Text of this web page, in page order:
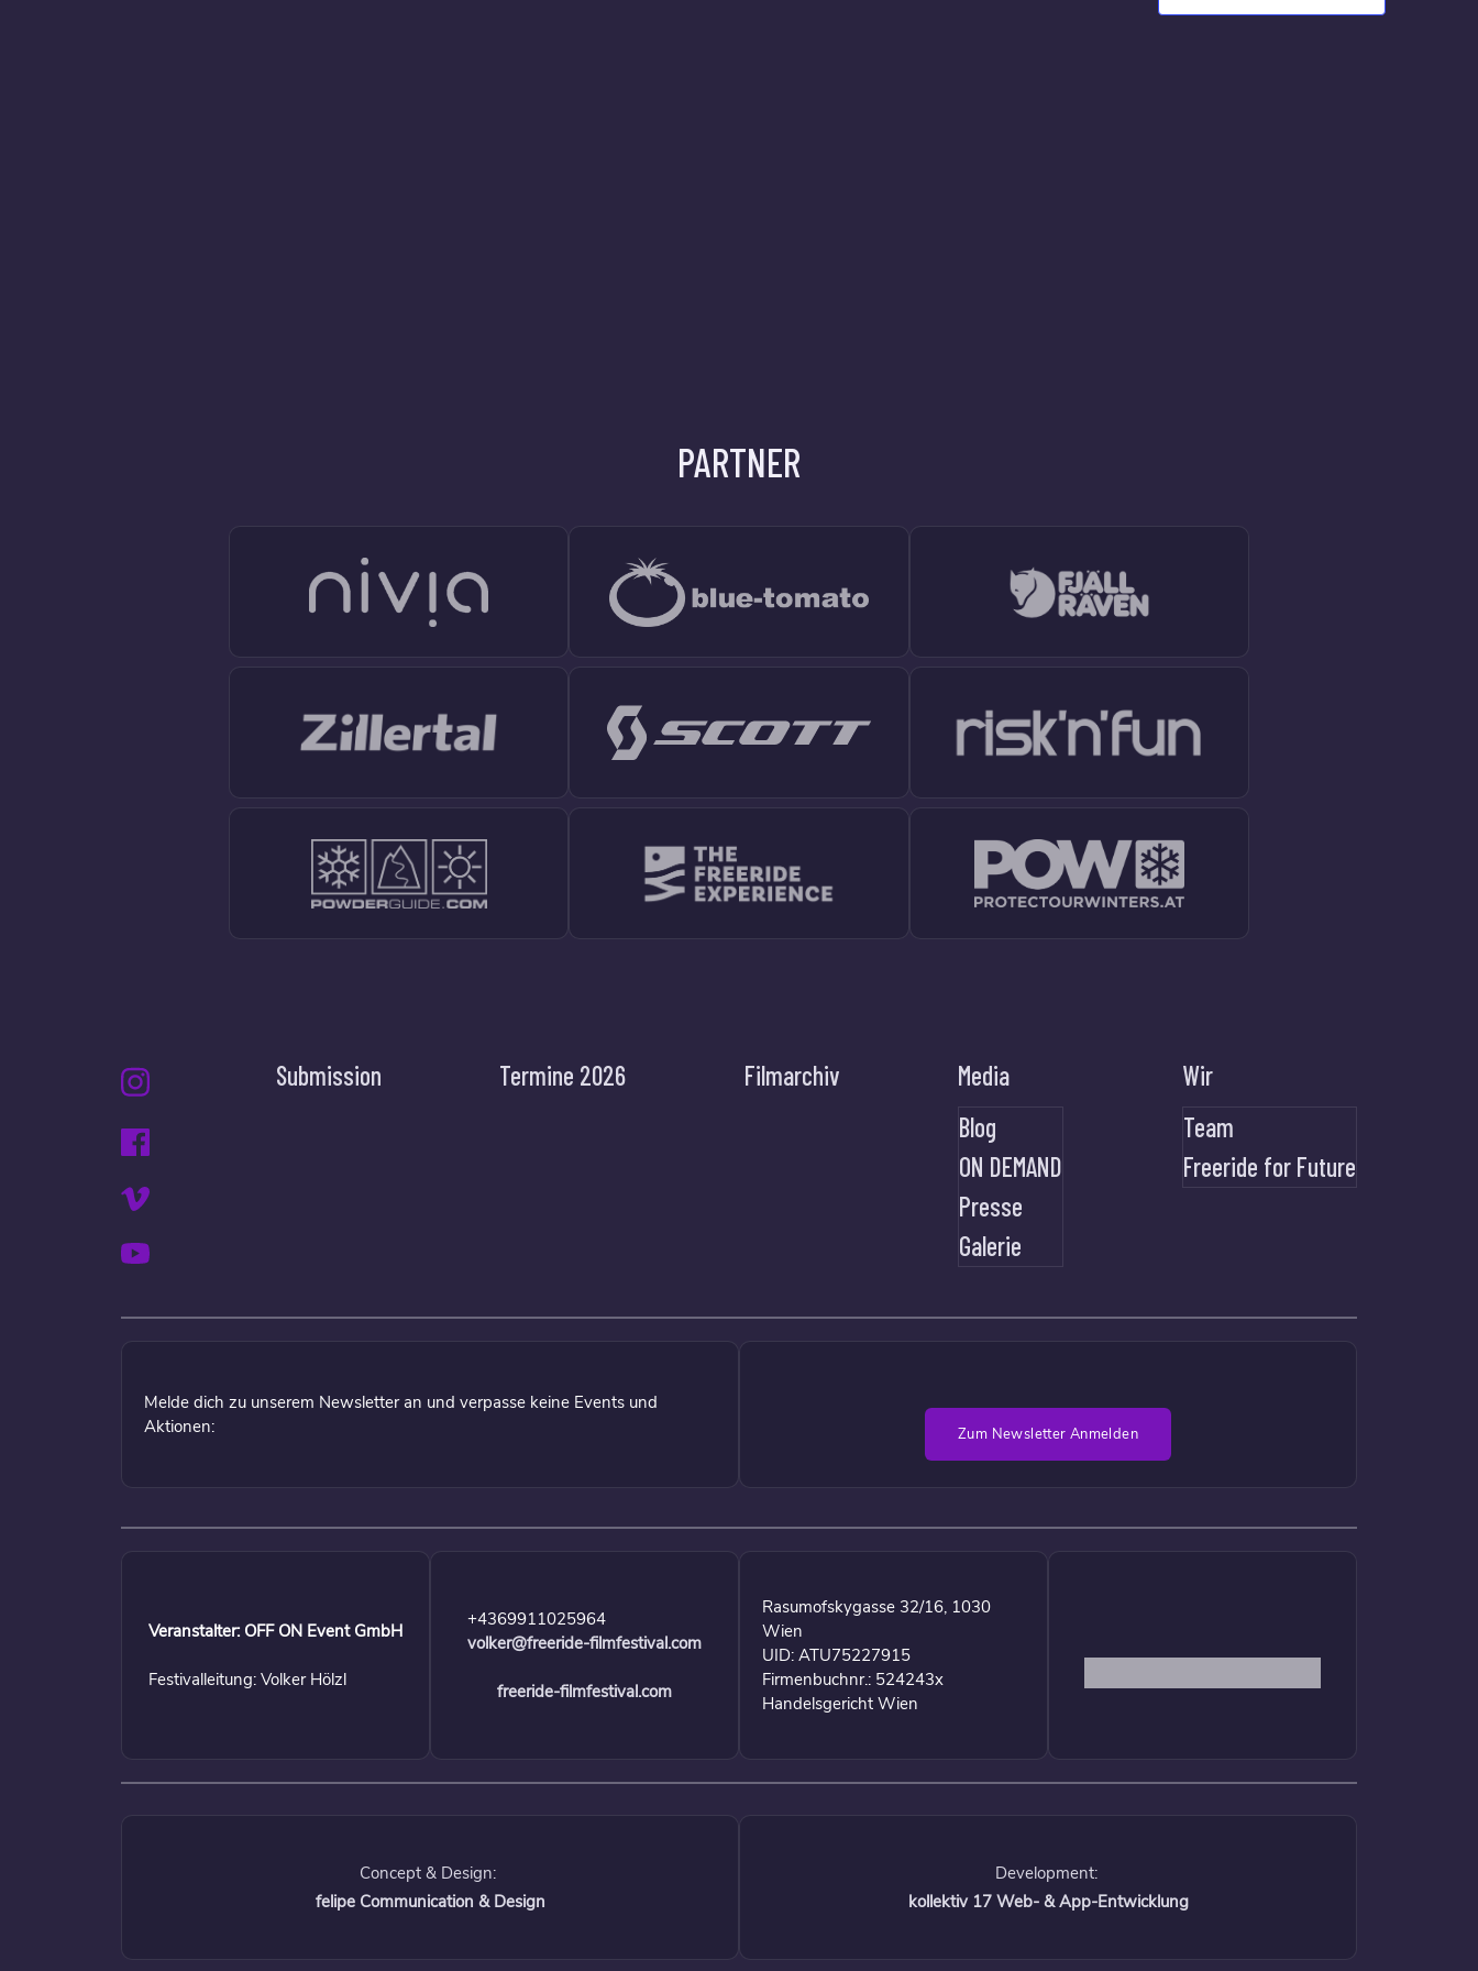
PARTNER
Submission Termine 2026 Filmarchiv
Media
Blog
ON DEMAND
Presse
Galerie
Wir
Team
Freeride for Future
Melde dich zu unserem Newsletter an und verpasse keine Events und
Aktionen:
Zum Newsletter Anmelden
Veranstalter: OFF ON Event GmbH
Festivalleitung: Volker Hölzl
+4369911025964
volker@freeride-filmfestival.com
freeride-filmfestival.com
Rasumofskygasse 32/16, 1030
Wien
UID: ATU75227915
Firmenbuchnr.: 524243x
Handelsgericht Wien
Concept & Design:
felipe Communication & Design
Development:
kollektiv 17 Web- & App-Entwicklung